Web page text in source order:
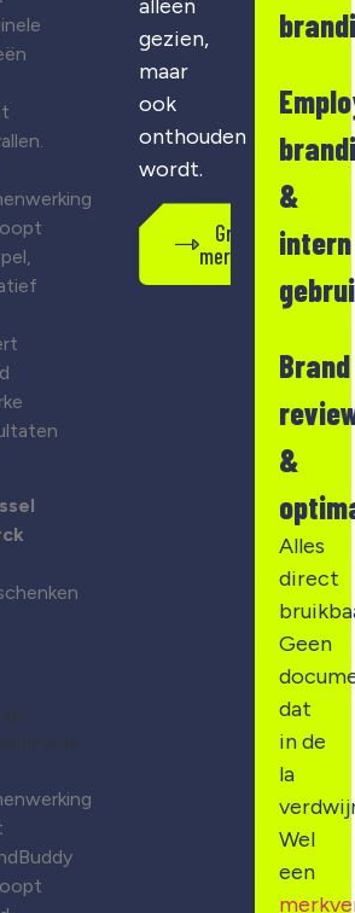
alleen
gezien,
maar
ook
onthouden
wordt.
Gratis
merkscan
&
intern
Brand
&
Alles
direct
Geen
dat
in de
la
Wel
een